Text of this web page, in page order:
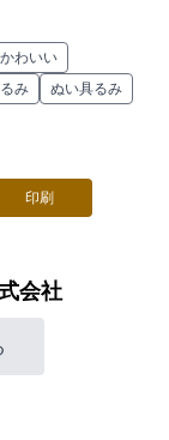
かわいい
み
ぬい具るみ
印刷
会社